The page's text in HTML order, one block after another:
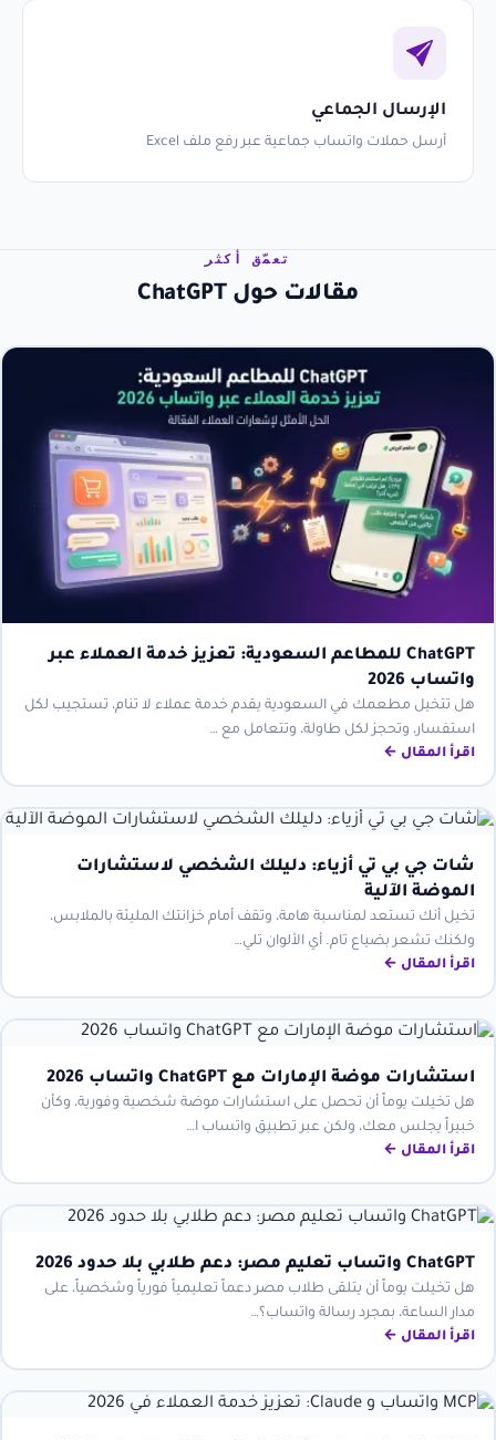
الإرسال الجماعي
أرسل حملات واتساب جماعية عبر رفع ملف Excel
تعمّق أكثر
مقالات حول ChatGPT
ChatGPT للمطاعم السعودية: تعزيز خدمة العملاء عبر
واتساب 2026
هل تتخيل مطعمك في السعودية يقدم خدمة عملاء لا تنام، تستجيب لكل
استفسار، وتحجز لكل طاولة، وتتعامل مع …
اقرأ المقال ←
شات جي بي تي أزياء: دليلك الشخصي لاستشارات
الموضة الآلية
تخيل أنك تستعد لمناسبة هامة، وتقف أمام خزانتك المليئة بالملابس،
ولكنك تشعر بضياع تام. أي الألوان تلي…
اقرأ المقال ←
استشارات موضة الإمارات مع ChatGPT واتساب 2026
هل تخيلت يوماً أن تحصل على استشارات موضة شخصية وفورية، وكأن
خبيراً يجلس معك، ولكن عبر تطبيق واتساب ا…
اقرأ المقال ←
ChatGPT واتساب تعليم مصر: دعم طلابي بلا حدود 2026
هل تخيلت يوماً أن يتلقى طلاب مصر دعماً تعليمياً فورياً وشخصياً، على
مدار الساعة، بمجرد رسالة واتساب؟…
اقرأ المقال ←